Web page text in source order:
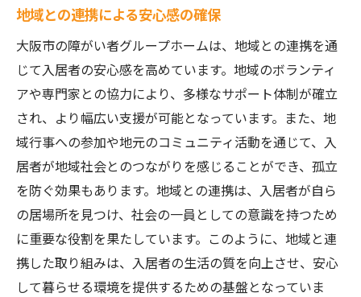
的な事例紹介
施設選びの基準と重要なチェックポイント
大阪市内での成功事例の紹介
グループホーム見学の際の質問事項
利用者の声を集めた評価の重要性
施設運営者との信頼関係の築き方
自分に合ったホームを見つけるためのステ
ップ
大阪市におけるワンルーム型障がい者グループ
ホームの利用の流れとメリット
入居までの手続きとそのステップ
地域との連携による安心感の確保
大阪市の障がい者グループホームは、地域との連携を通
じて入居者の安心感を高めています。地域のボランティ
アや専門家との協力により、多様なサポート体制が確立
され、より幅広い支援が可能となっています。また、地
域行事への参加や地元のコミュニティ活動を通じて、入
居者が地域社会とのつながりを感じることができ、孤立
を防ぐ効果もあります。地域との連携は、入居者が自ら
の居場所を見つけ、社会の一員としての意識を持つため
に重要な役割を果たしています。このように、地域と連
携した取り組みは、入居者の生活の質を向上させ、安心
して暮らせる環境を提供するための基盤となっていま